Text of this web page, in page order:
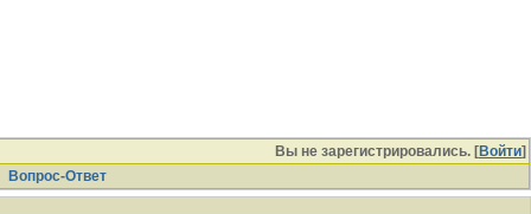
Вы не зарегистрировались. [Войти]
Вопрос-Ответ